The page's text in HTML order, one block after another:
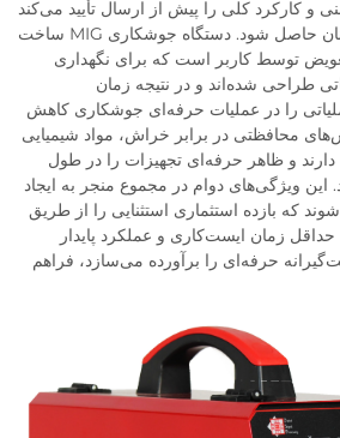
و کارکرد کلی را پیش از ارسال تأیید می‌کند
تا از رضایت مشتری اطمینان حاصل شود. دستگاه جوشکاری MIG ساخت
توسط کاربر است که برای نگهداری
طراحی شده‌اند و در نتیجه زمان
را در عملیات حرفه‌ای جوشکاری کاهش
محافظتی در برابر خراش، مواد شیمیایی
و ظاهر حرفه‌ای تجهیزات را در طول
ویژگی‌های دوام در مجموع منجر به ایجاد
که بازده استثماری استثنایی را از طریق
زمان ایست‌کاری و عملکرد پایدار
حرفه‌ای را برآورده می‌سازد، فراهم